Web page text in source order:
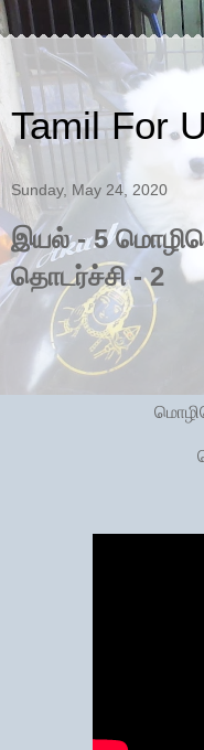
Tamil For U
Sunday, May 24, 2020
இயல் - 5
தொடர்ச்சி - 2